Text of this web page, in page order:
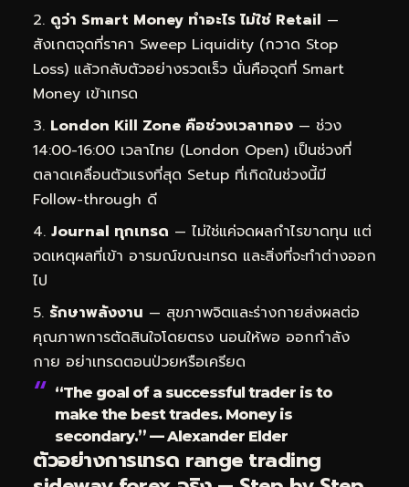
ดูว่า Smart Money ทำอะไร ไม่ใช่ Retail —
สังเกตจุดที่ราคา Sweep Liquidity (กวาด Stop
Loss) แล้วกลับตัวอย่างรวดเร็ว นั่นคือจุดที่ Smart
Money เข้าเทรด
London Kill Zone คือช่วงเวลาทอง — ช่วง
14:00-16:00 เวลาไทย (London Open) เป็นช่วงที่
ตลาดเคลื่อนตัวแรงที่สุด Setup ที่เกิดในช่วงนี้มี
Follow-through ดี
Journal ทุกเทรด — ไม่ใช่แค่จดผลกำไรขาดทุน แต่
จดเหตุผลที่เข้า อารมณ์ขณะเทรด และสิ่งที่จะทำต่างออก
ไป
รักษาพลังงาน — สุขภาพจิตและร่างกายส่งผลต่อ
คุณภาพการตัดสินใจโดยตรง นอนให้พอ ออกกำลัง
กาย อย่าเทรดตอนป่วยหรือเครียด
“The goal of a successful trader is to
make the best trades. Money is
secondary.” — Alexander Elder
ตัวอย่างการเทรด range trading